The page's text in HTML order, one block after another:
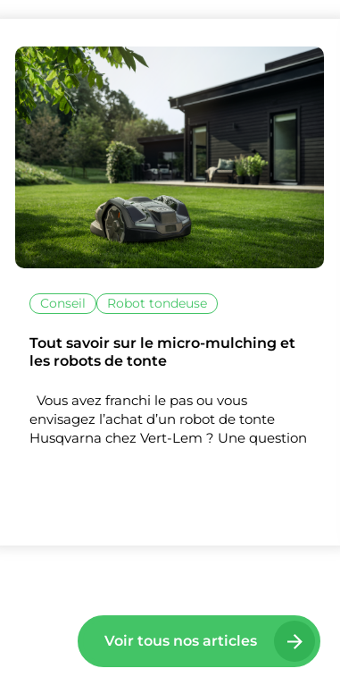
des cookies et vous donne le
Mesure d'audience
Tout accepter Tout refuser
Conseil Robot tondeuse
Tout savoir sur le micro-mulching et
les robots de tonte
Vous avez franchi le pas ou vous
envisagez l’achat d’un robot de tonte
Husqvarna chez Vert-Lem ? Une question
Voir tous nos articles